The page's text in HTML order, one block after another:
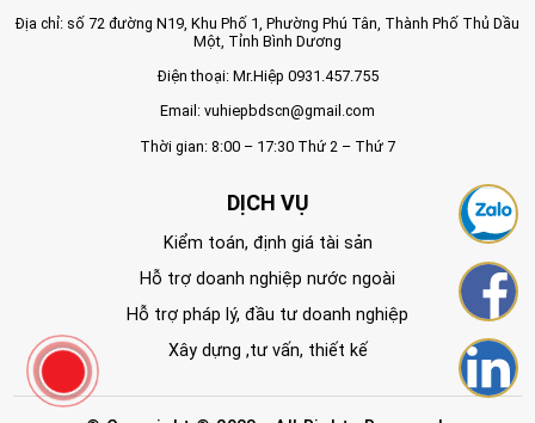
Địa chỉ: số 72 đường N19, Khu Phố 1, Phường Phú Tân, Thành Phố Thủ Dầu
Một, Tỉnh Bình Dương
Điện thoại: Mr.Hiệp 0931.457.755
Email: vuhiepbdscn@gmail.com
Thời gian: 8:00 – 17:30 Thứ 2 – Thứ 7
DỊCH VỤ
Kiểm toán, định giá tài sản
Hỗ trợ doanh nghiệp nước ngoài
Hỗ trợ pháp lý, đầu tư doanh nghiệp
Xây dựng ,tư vấn, thiết kế